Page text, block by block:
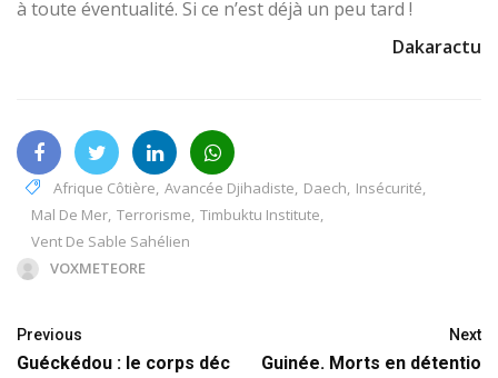
à toute éventualité. Si ce n’est déjà un peu tard !
Dakaractu
Afrique Côtière Avancée Djihadiste Daech Insécurité
Mal De Mer Terrorisme Timbuktu Institute
Vent De Sable Sahélien
VOXMETEORE
Previous
Guéckédou : le corps déc
Next
Guinée. Morts en détentio